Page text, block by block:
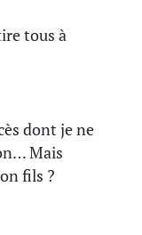
tous à
dont je ne
Mais
fils ?